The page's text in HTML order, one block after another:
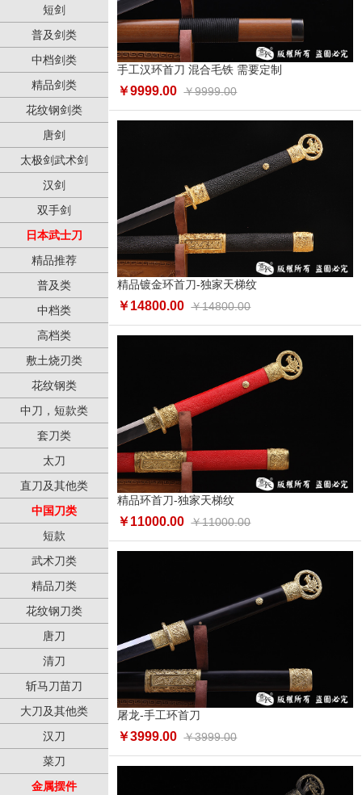
短剑
普及剑类
中档剑类
精品剑类
花纹钢剑类
唐剑
太极剑武术剑
汉剑
双手剑
日本武士刀
精品推荐
普及类
中档类
高档类
敷土烧刃类
花纹钢类
中刀，短款类
套刀类
太刀
直刀及其他类
中国刀类
短款
武术刀类
精品刀类
花纹钢刀类
唐刀
清刀
斩马刀苗刀
大刀及其他类
汉刀
菜刀
金属摆件
手工汉环首刀 混合毛铁 需要定制
￥9999.00 ￥9999.00
精品镀金环首刀-独家天梯纹
￥14800.00 ￥14800.00
精品环首刀-独家天梯纹
￥11000.00 ￥11000.00
屠龙-手工环首刀
￥3999.00 ￥3999.00